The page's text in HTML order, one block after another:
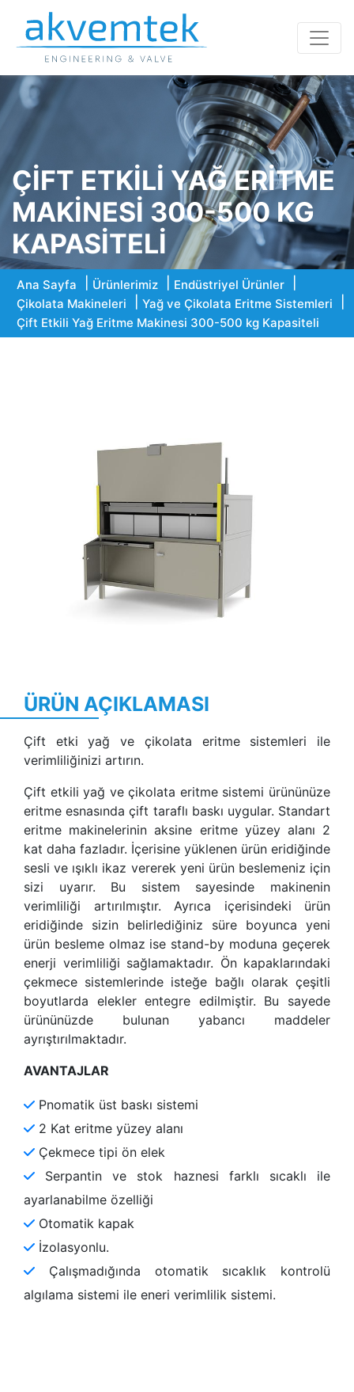
ÇIFT ETKILI YAĞ ERITME
MAKINESI 300-500 KG
KAPASITELI
Ana Sayfa Ürünlerimiz
Endüstriyel Ürünler
Çikolata Makineleri
Yağ ve Çikolata Eritme Sistemleri
Çift Etkili Yağ Eritme Makinesi 300-500 kg Kapasiteli
Previous
ÜRÜN AÇIKLAMASI
Çift etki yağ ve çikolata eritme sistemleri ile
verimliliğinizi artırın.
Çift etkili yağ ve çikolata eritme sistemi ürününüze
eritme esnasında çift taraflı baskı uygular. Standart
eritme makinelerinin aksine eritme yüzey alanı 2
kat daha fazladır. İçerisine yüklenen ürün eridiğinde
sesli ve ışıklı ikaz vererek yeni ürün beslemeniz için
sizi uyarır. Bu sistem sayesinde makinenin
verimliliği artırılmıştır. Ayrıca içerisindeki ürün
eridiğinde sizin belirlediğiniz süre boyunca yeni
ürün besleme olmaz ise stand-by moduna geçerek
enerji verimliliği sağlamaktadır. Ön kapaklarındaki
çekmece sistemlerinde isteğe bağlı olarak çeşitli
boyutlarda elekler entegre edilmiştir. Bu sayede
ürününüzde bulunan yabancı maddeler
ayrıştırılmaktadır.
AVANTAJLAR
Pnomatik üst baskı sistemi
2 Kat eritme yüzey alanı
Çekmece tipi ön elek
Serpantin ve stok haznesi farklı sıcaklı ile
ayarlanabilme özelliği
Otomatik kapak
İzolasyonlu.
Çalışmadığında otomatik sıcaklık kontrolü
algılama sistemi ile eneri verimlilik sistemi.